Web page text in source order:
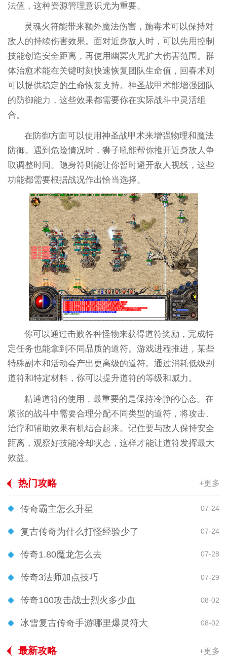
法值，这种资源管理意识尤为重要。
灵魂火符能带来额外魔法伤害，施毒术可以保持对
敌人的持续伤害效果。面对近身敌人时，可以先用控制
技能创造安全距离，再使用幽冥火咒扩大伤害范围。群
体治愈术能在关键时刻快速恢复团队生命值，回春术则
可以提供稳定的生命恢复支持。神圣战甲术能增强团队
的防御能力，这些效果都需要你在实际战斗中灵活组
合。
在防御方面可以使用神圣战甲术来增强物理和魔法
防御。遇到危险情况时，狮子吼能帮你推开近身敌人争
取调整时间。隐身符则能让你暂时避开敌人视线，这些
功能都需要根据战况作出恰当选择。
你可以通过击败各种怪物来获得道符奖励，完成特
定任务也能拿到不同品质的道符。游戏进程推进，某些
特殊副本和活动会产出更高级的道符。通过消耗低级别
道符和特定材料，你可以提升道符的等级和威力。
精通道符的使用，最重要的是保持冷静的心态。在
紧张的战斗中需要合理分配不同类型的道符，将攻击、
治疗和辅助效果有机结合起来。记住要与敌人保持安全
距离，观察好技能冷却状态，这样才能让道符发挥最大
效益。
热门攻略 +更多
传奇霸主怎么升星 07-24
复古传奇为什么打怪经验少了 07-24
传奇1.80魔龙怎么去 07-28
传奇3法师加点技巧 07-29
传奇100攻击战士烈火多少血 08-02
冰雪复古传奇手游哪里爆灵符大 08-02
最新攻略 +更多